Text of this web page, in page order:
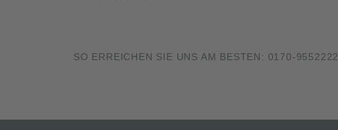
SO ERREICHEN SIE UNS AM BESTEN: 0170-9552222